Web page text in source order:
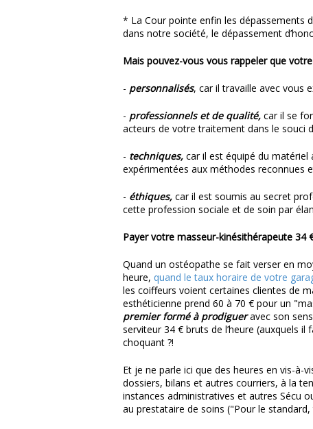
* La Cour pointe enfin les dépassements
dans notre société, le dépassement
Mais pouvez-vous vous rappeler que
- personnalisés, car il travaille avec vous
- professionnels et de qualité, car il se
acteurs de votre traitement dans le souci
- techniques, car il est équipé du
expérimentées aux méthodes reconnues
- éthiques, car il est soumis au secret
cette profession sociale et de soin par
Payer votre masseur-kinésithérapeute 34
Quand un ostéopathe se fait verser en
heure, quand le taux horaire de votre
les coiffeurs voient certaines clientes de
esthéticienne prend 60 à 70 € pour un
premier formé à prodigueravec son
serviteur 34 € bruts de l’heure (auxquels il
choquant ?!
Et je ne parle ici que des heures en vis-à-
dossiers, bilans et autres courriers, à la
instances administratives et autres Sécu
au prestataire de soins ("Pour le standard,